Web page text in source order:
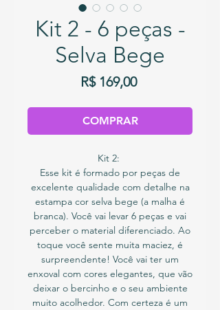
Kit 2 - 6 peças -
Selva Bege
R$ 169,00Preço
COMPRAR
Kit 2:
Esse kit é formado por peças de
excelente qualidade com detalhe na
estampa cor selva bege (a malha é
branca). Você vai levar 6 peças e vai
perceber o material diferenciado. Ao
toque você sente muita maciez, é
surpreendente! Você vai ter um
enxoval com cores elegantes, que vão
deixar o bercinho e o seu ambiente
muito acolhedor. Com certeza é um